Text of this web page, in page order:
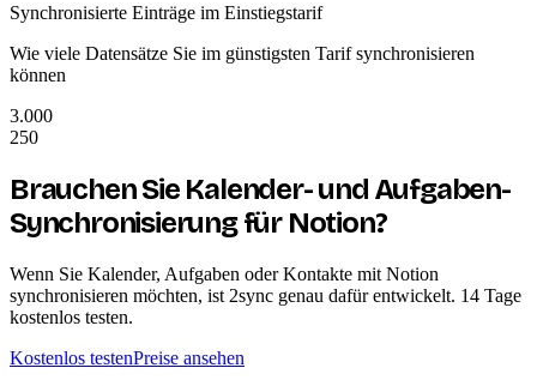
Synchronisierte Einträge im Einstiegstarif
Wie viele Datensätze Sie im günstigsten Tarif synchronisieren
können
3.000
250
Brauchen Sie Kalender- und Aufgaben-
Synchronisierung für Notion?
Wenn Sie Kalender, Aufgaben oder Kontakte mit Notion
synchronisieren möchten, ist 2sync genau dafür entwickelt. 14 Tage
kostenlos testen.
Kostenlos testenPreise ansehen